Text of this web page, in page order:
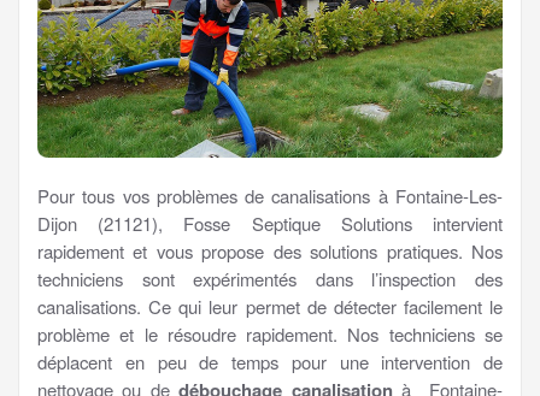
Pour tous vos problèmes de canalisations à Fontaine-Les-
Dijon (21121), Fosse Septique Solutions intervient
rapidement et vous propose des solutions pratiques. Nos
techniciens sont expérimentés dans l’inspection des
canalisations. Ce qui leur permet de détecter facilement le
problème et le résoudre rapidement. Nos techniciens se
déplacent en peu de temps pour une intervention de
nettoyage ou dedébouchage canalisationà Fontaine-